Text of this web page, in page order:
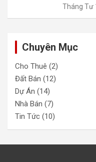
Tháng Tư
Chuyên Mục
Cho Thuê (2)
Đất Bán (12)
Dự Án (14)
Nhà Bán (7)
Tin Tức (10)